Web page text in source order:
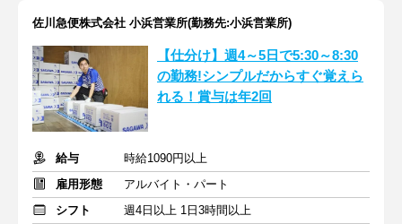
佐川急便株式会社 小浜営業所(勤務先:小浜営業所)
【仕分け】週4～5日で5:30～8:30
の勤務!シンプルだからすぐ覚えら
れる！賞与は年2回
給与
時給1090円以上
雇用形態
アルバイト・パート
シフト
週4日以上 1日3時間以上